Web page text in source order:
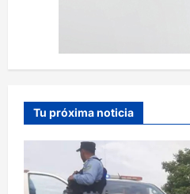
Tu próxima noticia